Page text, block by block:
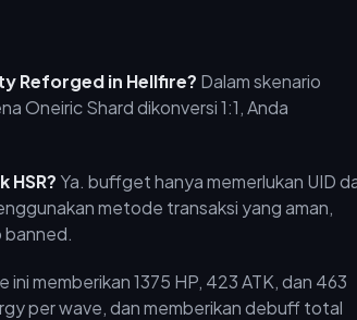
Reforged in Hellfire? Dalam skenario
Oneiric Shard dikonversi 1:1, Anda
Ya. buffget hanya memerlukan UID
metode transaksi yang aman,
banned.
ini memberikan 1375 HP, 423 ATK, dan 463
per wave, dan memberikan debuff total